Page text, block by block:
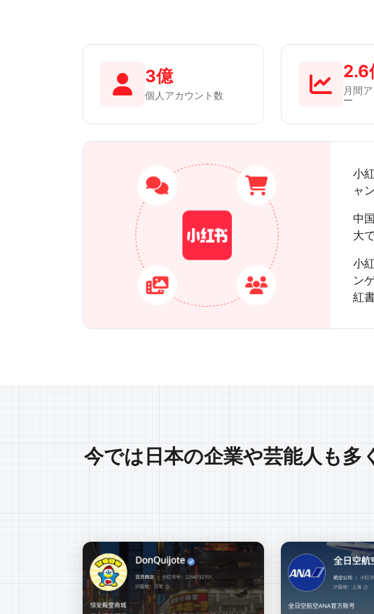
3億
個人アカウント数
2.6
月間
ー
小
ャ
中
大
小
ン
紅
今では日本の企業や芸能人も